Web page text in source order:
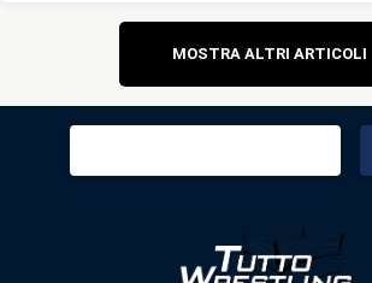
Navigazione
articoli
MOSTRA ALTRI ARTICOLI
Ricerca